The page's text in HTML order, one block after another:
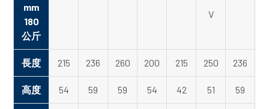
mm
180
公斤
V
長度 215 236 260 200 215 250 236
高度 54 59 59 54 42 51 59